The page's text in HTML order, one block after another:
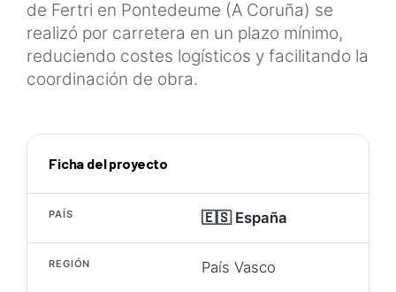
de Fertri en Pontedeume (A Coruña) se
realizó por carretera en un plazo mínimo,
reduciendo costes logísticos y facilitando la
coordinación de obra.
Ficha del proyecto
PAÍS 🇪🇸 España
REGIÓN País Vasco